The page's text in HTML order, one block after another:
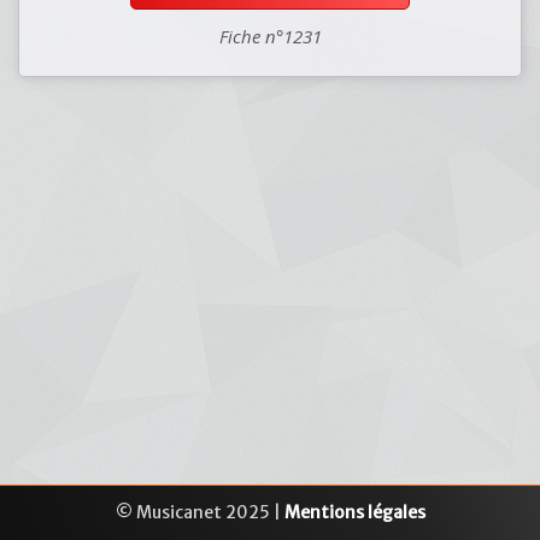
Fiche n°1231
© Musicanet 2025 | Mentions légales